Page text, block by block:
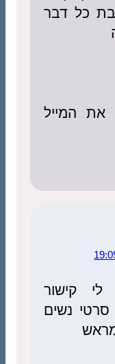
כל דבר
את המייל
קישור
סרטי נשים